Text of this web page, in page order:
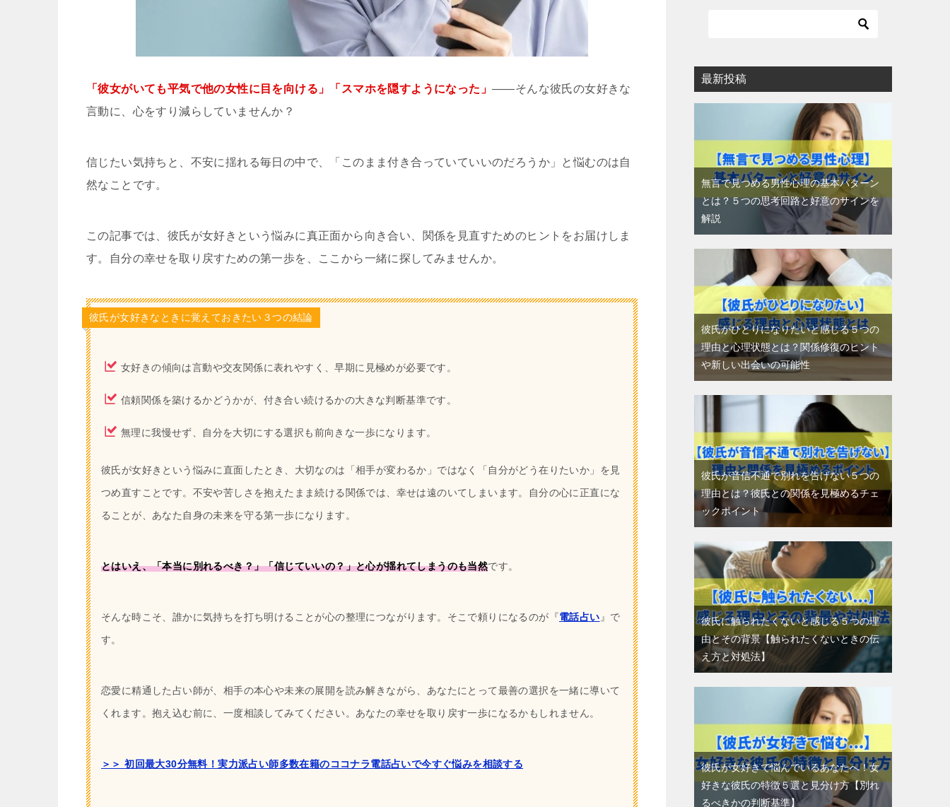
「彼女がいても平気で他の女性に目を向ける」「スマホを隠すようになった」 ——そんな彼氏の女好きな
言動に、心をすり減らしていませんか？
信じたい気持ちと、不安に揺れる毎日の中で、「このまま付き合っていていいのだろうか」と悩むのは自
然なことです。
この記事では、彼氏が女好きという悩みに真正面から向き合い、関係を見直すためのヒントをお届けしま
す。自分の幸せを取り戻すための第一歩を、ここから一緒に探してみませんか。
彼氏が女好きなときに覚えておきたい３つの結論
女好きの傾向は言動や交友関係に表れやすく、早期に見極めが必要です。
信頼関係を築けるかどうかが、付き合い続けるかの大きな判断基準です。
無理に我慢せず、自分を大切にする選択も前向きな一歩になります。
彼氏が女好きという悩みに直面したとき、大切なのは「相手が変わるか」ではなく「自分がどう在りたいか」を見
つめ直すことです。不安や苦しさを抱えたまま続ける関係では、幸せは遠のいてしまいます。自分の心に正直にな
ることが、あなた自身の未来を守る第一歩になります。
とはいえ、「本当に別れるべき？」「信じていいの？」と心が揺れてしまうのも当然です。
そんな時こそ、誰かに気持ちを打ち明けることが心の整理につながります。そこで頼りになるのが『電話占い 』で
す。
恋愛に精通した占い師が、相手の本心や未来の展開を読み解きながら、あなたにとって最善の選択を一緒に導いて
くれます。抱え込む前に、一度相談してみてください。あなたの幸せを取り戻す一歩になるかもしれません。
＞＞ 初回最大30分無料！実力派占い師多数在籍のココナラ電話占いで今すぐ悩みを相談する
最新投稿
無言で見つめる男性心理の基本パターン
とは？５つの思考回路と好意のサインを
解説
彼氏がひとりになりたいと感じる５つの
理由と心理状態とは？関係修復のヒント
や新しい出会いの可能性
彼氏が音信不通で別れを告げない５つの
理由とは？彼氏との関係を見極めるチェ
ックポイント
彼氏に触られたくないと感じる５つの理
由とその背景【触られたくないときの伝
え方と対処法】
彼氏が女好きで悩んでいるあなたへ！女
好きな彼氏の特徴５選と見分け方【別れ
るべきかの判断基準】